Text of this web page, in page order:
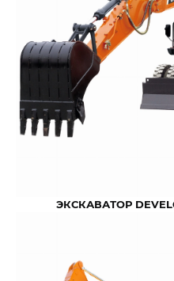
ЭКСКАВАТОР